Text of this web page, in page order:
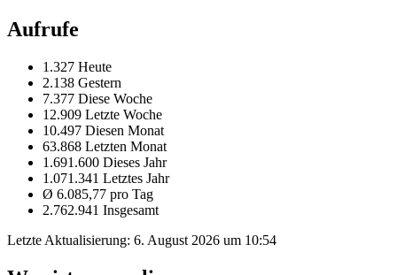
Aufrufe
1.327 Heute
2.138 Gestern
7.377 Diese Woche
12.909 Letzte Woche
10.497 Diesen Monat
63.868 Letzten Monat
1.691.600 Dieses Jahr
1.071.341 Letztes Jahr
Ø 6.085,77 pro Tag
2.762.941 Insgesamt
Letzte Aktualisierung: 6. August 2026 um 10:54